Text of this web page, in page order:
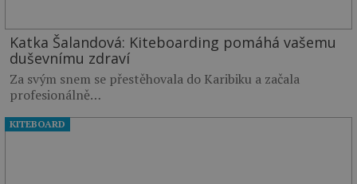
Katka Šalandová: Kiteboarding pomáhá vašemu
duševnímu zdraví
Za svým snem se přestěhovala do Karibiku a začala
profesionálně…
KITEBOARD